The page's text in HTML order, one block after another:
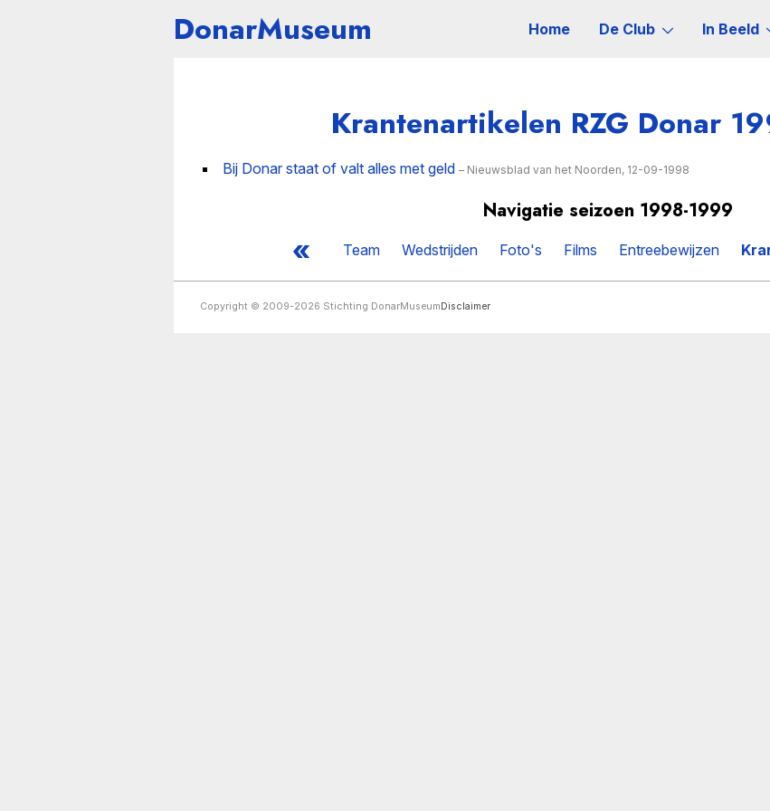
DonarMuseum Home De Club In Beeld
Krantenartikelen RZG Donar
Bij Donar staat of valt alles met geld – Nieuwsblad van het Noorden, 12-09-1998
Navigatie seizoen 1998-1999
« Team Wedstrijden Foto's Films Entreebewijzen
Copyright © 2009-2026 Stichting DonarMuseum Disclaimer